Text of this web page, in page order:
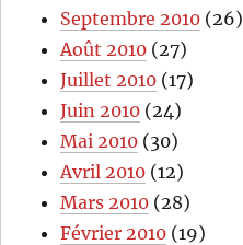
Septembre 2010 (26)
Août 2010 (27)
Juillet 2010 (17)
Juin 2010 (24)
Mai 2010 (30)
Avril 2010 (12)
Mars 2010 (28)
Février 2010 (19)